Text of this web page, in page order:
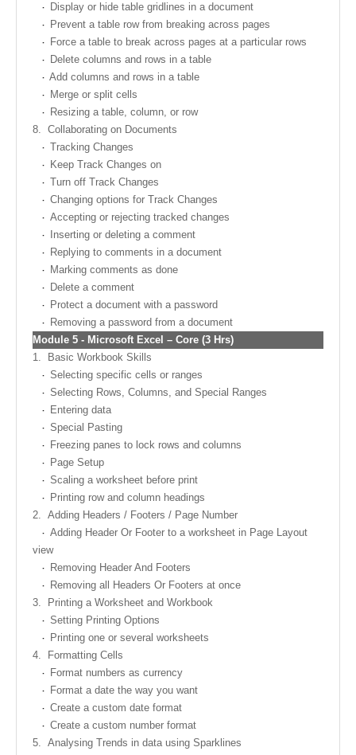
Display or hide table gridlines in a document
Prevent a table row from breaking across pages
Force a table to break across pages at a particular rows
Delete columns and rows in a table
Add columns and rows in a table
Merge or split cells
Resizing a table, column, or row
8. Collaborating on Documents
Tracking Changes
Keep Track Changes on
Turn off Track Changes
Changing options for Track Changes
Accepting or rejecting tracked changes
Inserting or deleting a comment
Replying to comments in a document
Marking comments as done
Delete a comment
Protect a document with a password
Removing a password from a document
Module 5 - Microsoft Excel – Core (3 Hrs)
1.
Basic Workbook Skills
Selecting specific cells or ranges
Selecting Rows, Columns, and Special Ranges
Entering data
Special Pasting
Freezing panes to lock rows and columns
Page Setup
Scaling a worksheet before print
Printing row and column headings
2. Adding Headers / Footers / Page Number
Adding Header Or Footer to a worksheet in Page Layout
view
Removing Header And Footers
Removing all Headers Or Footers at once
3.
Printing a Worksheet and Workbook
Setting Printing Options
Printing one or several worksheets
4.
Formatting Cells
Format numbers as currency
Format a date the way you want
Create a custom date format
Create a custom number format
5. Analysing Trends in data using Sparklines